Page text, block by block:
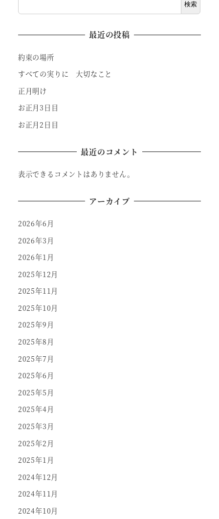
検索
最近の投稿
約束の場所
すべての実りに 大切なこと
正月明け
お正月3日目
お正月2日目
最近のコメント
表示できるコメントはありません。
アーカイブ
2026年6月
2026年3月
2026年1月
2025年12月
2025年11月
2025年10月
2025年9月
2025年8月
2025年7月
2025年6月
2025年5月
2025年4月
2025年3月
2025年2月
2025年1月
2024年12月
2024年11月
2024年10月